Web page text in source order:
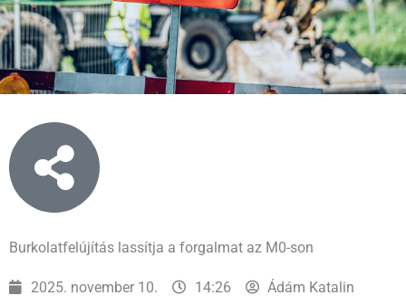
Burkolatfelújítás lassítja a forgalmat az M0-son
2025. november 10. 14:26 Ádám Katalin